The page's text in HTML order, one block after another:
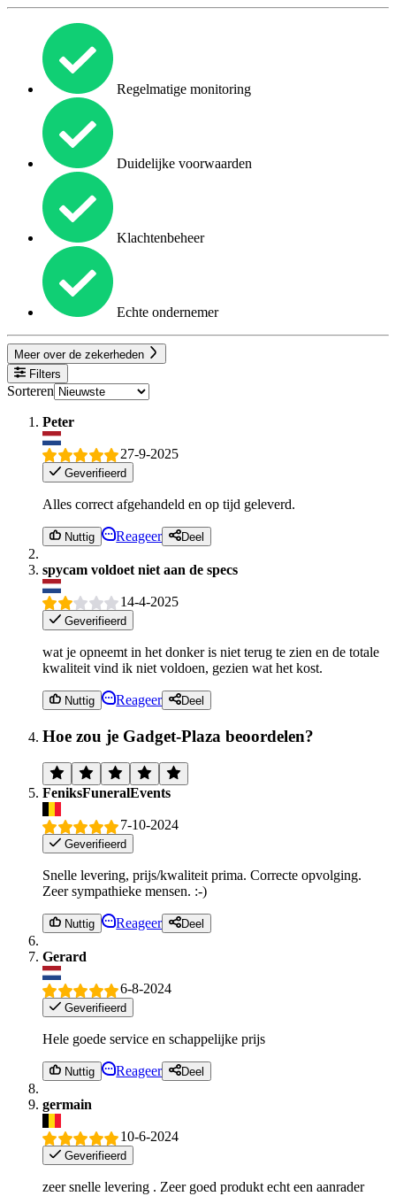
Regelmatige monitoring
Duidelijke voorwaarden
Klachtenbeheer
Echte ondernemer
Meer over de zekerheden
Filters
Sorteren
Peter
27-9-2025
Geverifieerd
Alles correct afgehandeld en op tijd geleverd.
Nuttig Reageer Deel
spycam voldoet niet aan de specs
14-4-2025
Geverifieerd
wat je opneemt in het donker is niet terug te zien en de totale
kwaliteit vind ik niet voldoen, gezien wat het kost.
Nuttig Reageer Deel
Hoe zou je Gadget-Plaza beoordelen?
FeniksFuneralEvents
7-10-2024
Geverifieerd
Snelle levering, prijs/kwaliteit prima. Correcte opvolging.
Zeer sympathieke mensen. :-)
Nuttig Reageer Deel
Gerard
6-8-2024
Geverifieerd
Hele goede service en schappelijke prijs
Nuttig Reageer Deel
germain
10-6-2024
Geverifieerd
zeer snelle levering . Zeer goed produkt echt een aanrader